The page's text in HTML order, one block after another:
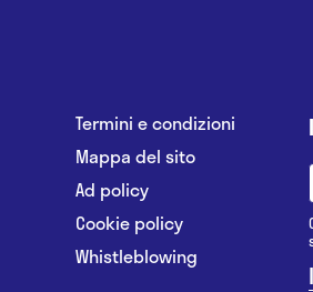
Termini e condizioni
Mappa del sito
Ad policy
Cookie policy
Whistleblowing